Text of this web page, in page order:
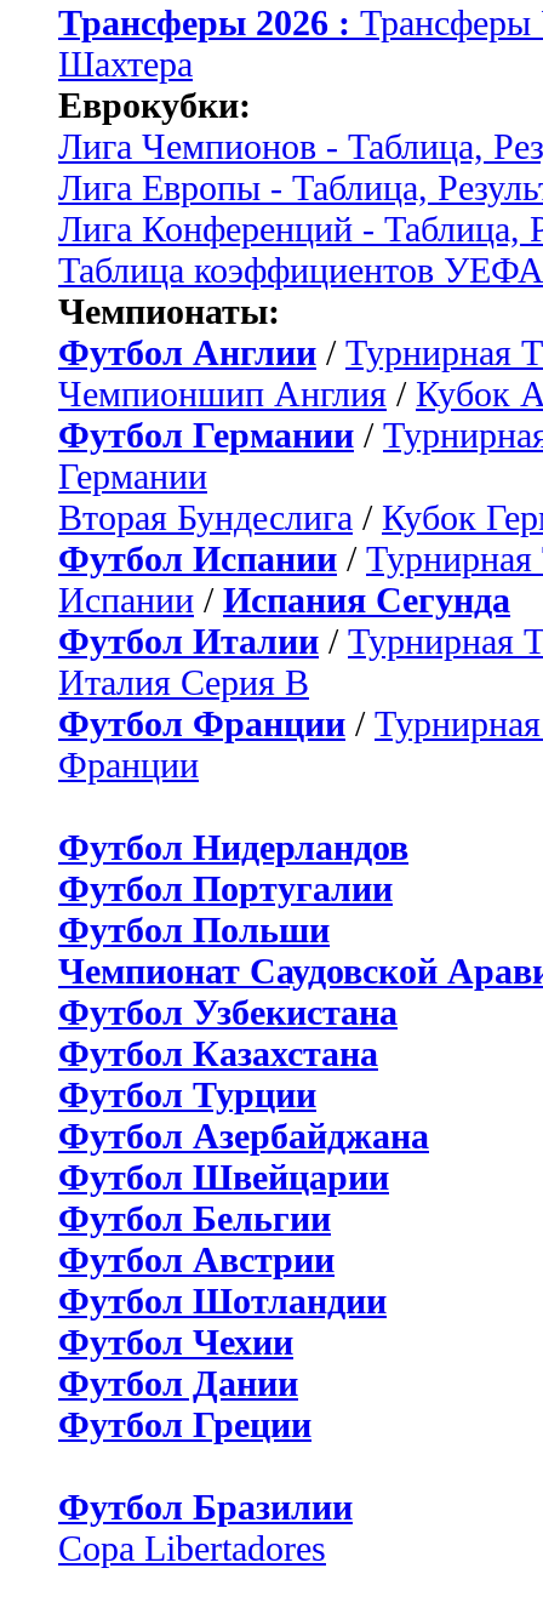
Трансферы 2026 :
Шахтера
Еврокубки:
Лига Чемпионов - Таблица,
Лига Европы - Таблица,
Лига Конференций - Таблица,
Таблица коэффициентов УЕФА
Чемпионаты:
Футбол Англии / Турнирная
Чемпионшип Англия / Кубок
Футбол Германии /
Германии
Вторая Бундеслига / Кубок
Футбол Испании / Турнирная
Испании / Испания Сегунда
Футбол Италии / Турнирная
Италия Серия B
Футбол Франции /
Франции
Футбол Нидерландов
Футбол Португалии
Футбол Польши
Чемпионат Саудовской
Футбол Узбекистана
Футбол Казахстана
Футбол Турции
Футбол Азербайджана
Футбол Швейцарии
Футбол Бельгии
Футбол Австрии
Футбол Шотландии
Футбол Чехии
Футбол Дании
Футбол Греции
Футбол Бразилии
Copa Libertadores